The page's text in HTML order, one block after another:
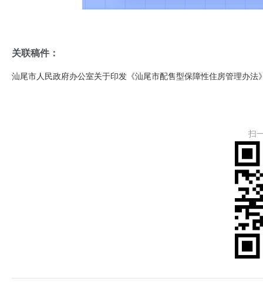
关联稿件：
汕尾市人民政府办公室关于印发《汕尾市配售型保障性住房管理办法
扫